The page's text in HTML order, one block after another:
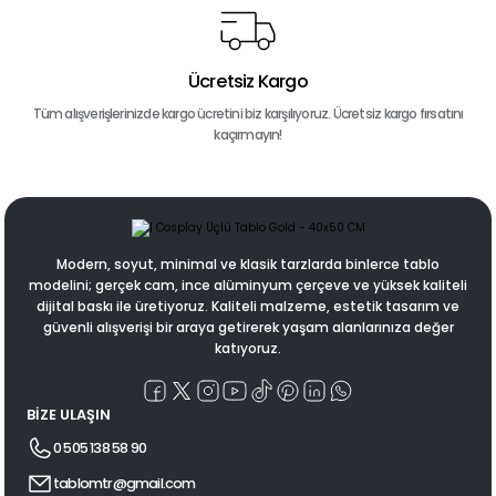
Ücretsiz Kargo
Tüm alışverişlerinizde kargo ücretini biz karşılıyoruz. Ücretsiz kargo fırsatını
kaçırmayın!
Modern, soyut, minimal ve klasik tarzlarda binlerce tablo
modelini; gerçek cam, ince alüminyum çerçeve ve yüksek kaliteli
dijital baskı ile üretiyoruz. Kaliteli malzeme, estetik tasarım ve
güvenli alışverişi bir araya getirerek yaşam alanlarınıza değer
katıyoruz.
BİZE ULAŞIN
0 505 138 58 90
tablomtr@gmail.com